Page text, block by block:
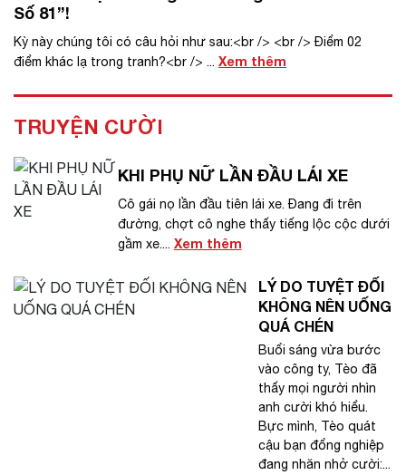
Số 81”!
Kỳ này chúng tôi có câu hỏi như sau:<br /> <br /> Điểm 02
điểm khác lạ trong tranh?<br /> ... Xem thêm
TRUYỆN CƯỜI
KHI PHỤ NỮ LẦN ĐẦU LÁI XE
Cô gái nọ lần đầu tiên lái xe. Đang đi trên
đường, chợt cô nghe thấy tiếng lộc cộc dưới
gầm xe.... Xem thêm
LÝ DO TUYỆT ĐỐI
KHÔNG NÊN UỐNG
QUÁ CHÉN
Buổi sáng vừa bước
vào công ty, Tèo đã
thấy mọi người nhìn
anh cười khó hiểu.
Bực mình, Tèo quát
cậu bạn đổng nghiệp
đang nhăn nhở cười:...